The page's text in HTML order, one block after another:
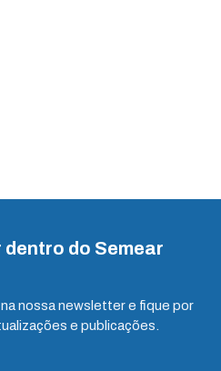
dentro do Semear
nossa newsletter e fique por
e publicações.